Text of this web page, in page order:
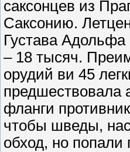
саксонцев из
Саксонию.
Густава
– 18 тысяч.
орудий ви 45
предшествовала
фланги
чтобы шведы,
обход, но попали